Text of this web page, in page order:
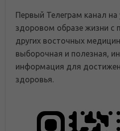
Первый Телеграм канал
здоровом образе жизни
других восточных
выборочная и полезная,
информация для
здоровья.